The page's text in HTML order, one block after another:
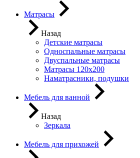
Матрасы
Назад
Детские матрасы
Односпальные матрасы
Двуспальные матрасы
Матрасы 120х200
Наматрасники, подушки
Мебель для ванной
Назад
Зеркала
Мебель для прихожей